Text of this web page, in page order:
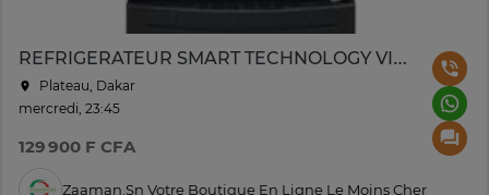
REFRIGERATEUR SMART TECHNOLOGY VITRINE 1PORTE 169L STCDV483
Plateau, Dakar
mercredi, 23:45
129 900 F CFA
Zaaman.sn Votre Boutique En Ligne Le Moins Cher